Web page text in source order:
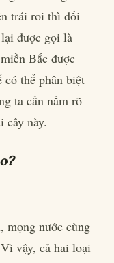
trái roi thì đối
được gọi là
Bắc được
thể phân biệt
ta cần nắm rõ
cây này.
mọng nước cùng
vậy, cả hai loại